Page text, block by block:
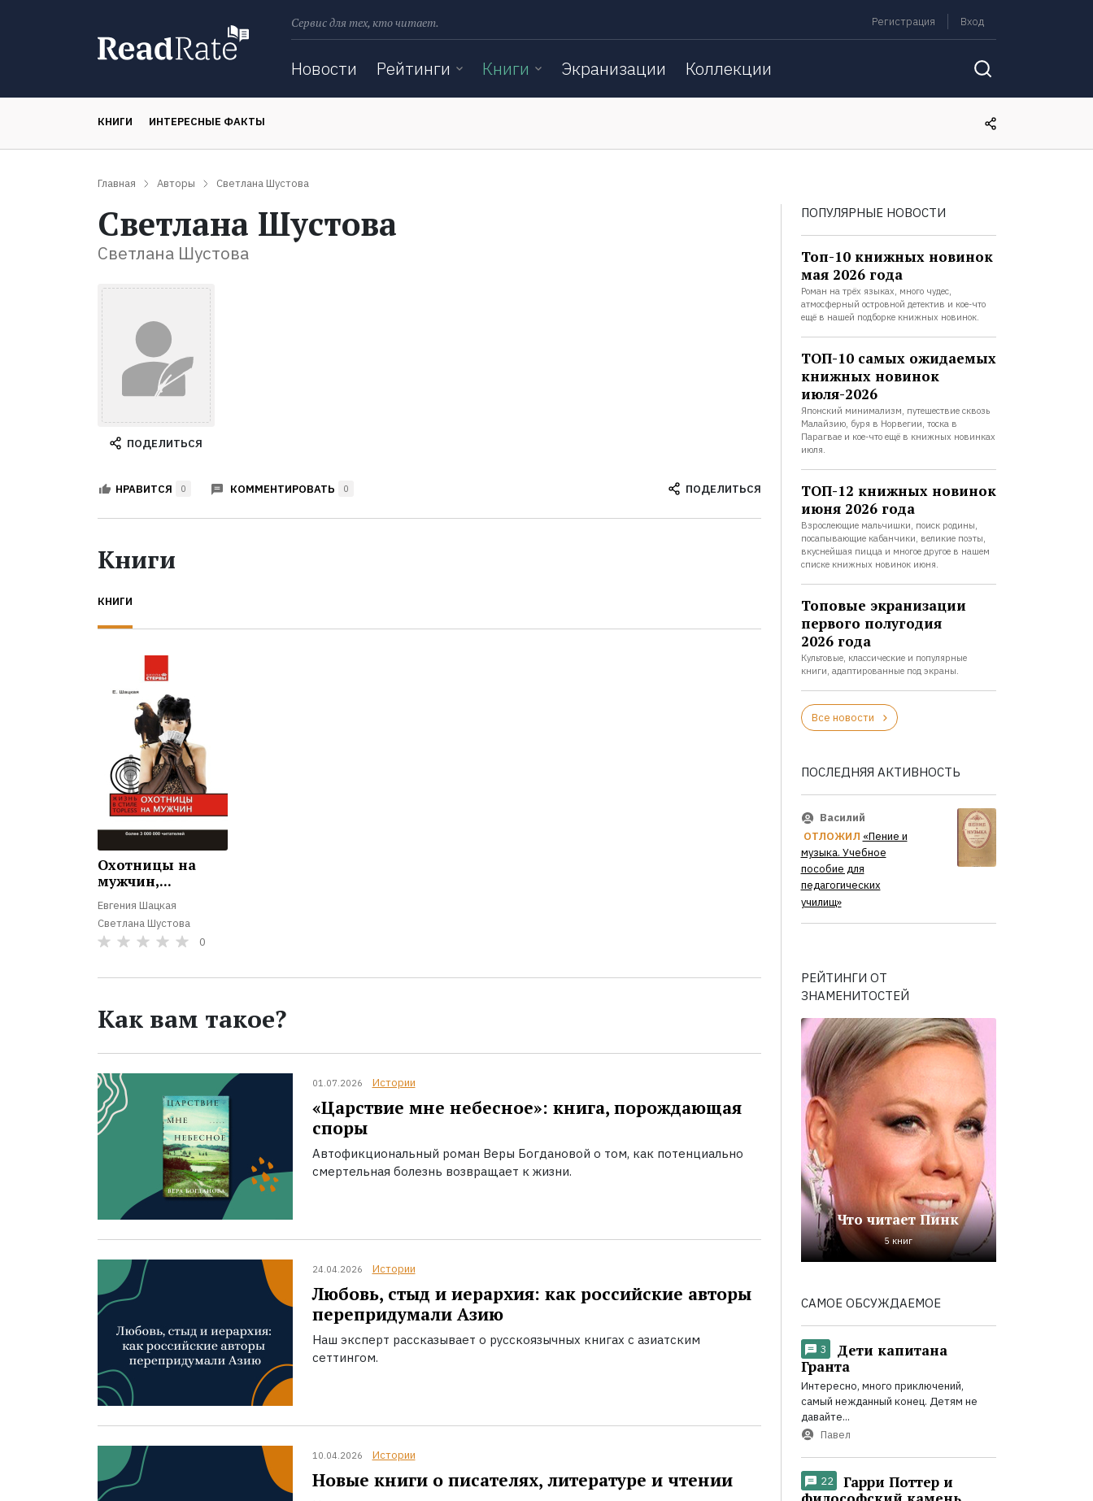
Сервис для тех, кто читает. Регистрация Вход
Новости Рейтинги Книги Экранизации Коллекции
КНИГИ ИНТЕРЕСНЫЕ ФАКТЫ
Главная Авторы Светлана Шустова
Светлана Шустова
Светлана Шустова
ПОДЕЛИТЬСЯ
НРАВИТСЯ 0 КОММЕНТИРОВАТЬ 0 ПОДЕЛИТЬСЯ
Книги
КНИГИ
Охотницы на
мужчин,...
Евгения Шацкая
Светлана Шустова
0
Как вам такое?
01.07.2026 Истории
«Царствие мне небесное»: книга, порождающая
споры
Автофикциональный роман Веры Богдановой о том, как потенциально
смертельная болезнь возвращает к жизни.
24.04.2026 Истории
Любовь, стыд и иерархия: как российские авторы
перепридумали Азию
Наш эксперт рассказывает о русскоязычных книгах с азиатским
сеттингом.
10.04.2026 Истории
Новые книги о писателях, литературе и чтении
ПОПУЛЯРНЫЕ НОВОСТИ
Топ-10 книжных новинок
мая 2026 года
Роман на трёх языках, много чудес,
атмосферный островной детектив и кое-что
ещё в нашей подборке книжных новинок.
ТОП-10 самых ожидаемых
книжных новинок
июля-2026
Японский минимализм, путешествие сквозь
Малайзию, буря в Норвегии, тоска в
Парагвае и кое-что ещё в книжных новинках
июля.
ТОП-12 книжных новинок
июня 2026 года
Взрослеющие мальчишки, поиск родины,
посапывающие кабанчики, великие поэты,
вкуснейшая пицца и многое другое в нашем
списке книжных новинок июня.
Топовые экранизации
первого полугодия
2026 года
Культовые, классические и популярные
книги, адаптированные под экраны.
Все новости
ПОСЛЕДНЯЯ АКТИВНОСТЬ
Василий
ОТЛОЖИЛ «Пение и
музыка. Учебное
пособие для
педагогических
училищ»
РЕЙТИНГИ ОТ
ЗНАМЕНИТОСТЕЙ
Что читает Пинк
5 книг
САМОЕ ОБСУЖДАЕМОЕ
3
Дети капитана
Гранта
Интересно, много приключений,
самый нежданный конец. Детям не
давайте...
Павел
22
Гарри Поттер и